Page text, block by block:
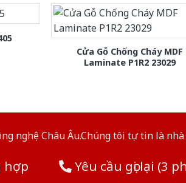
Cửa Gỗ Chống Cháy MDF
Laminate P1R2 23029
nghệ Châu Âu.Chúng tôi tự tin là
hợp Yêu cầu gọi lại (3